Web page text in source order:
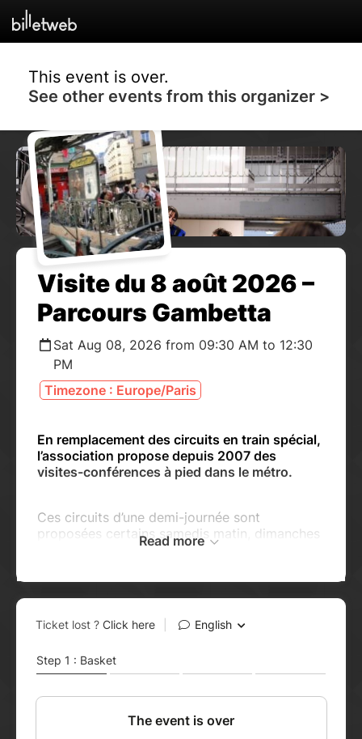
This event is over.
See other events from this organizer >
Visite du 8 août 2026 –
Parcours Gambetta
Sat Aug 08, 2026 from 09:30 AM to 12:30
PM
Timezone : Europe/Paris
En remplacement des circuits en train spécial,
l’association propose depuis 2007 des
visites-conférences à pied dans le métro.
Ces circuits d’une demi-journée sont
proposées certains samedis matin, dimanches
matin et après-midi, vous y découvrirez des
conférenciers seront là pour guider et
commenter la visite.
Pour le transport, prévoyez un abonnement
Ces balades mettent en avant l’histoire du
sont proposés, au départ des stations :
Read more